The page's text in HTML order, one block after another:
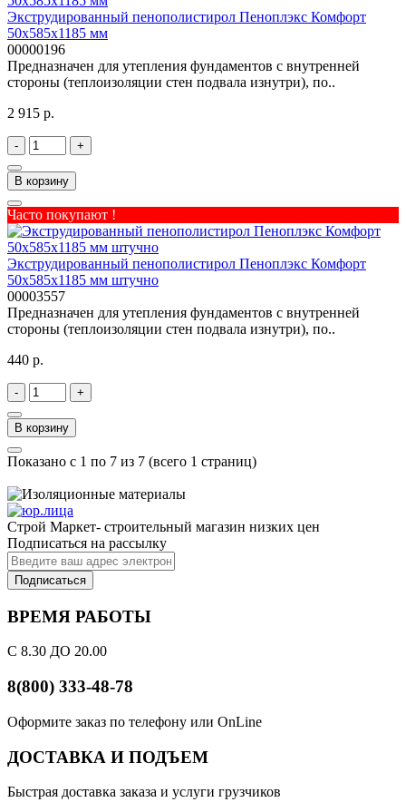
Экструдированный пенополистирол Пеноплэкс Комфорт
50х585х1185 мм
00000196
Предназначен для утепления фундаментов с внутренней
стороны (теплоизоляции стен подвала изнутри), по..
2 915 р.
- +
В корзину
Часто покупают !
Экструдированный пенополистирол Пеноплэкс Комфорт
50х585х1185 мм штучно
00003557
Предназначен для утепления фундаментов с внутренней
стороны (теплоизоляции стен подвала изнутри), по..
440 р.
- +
В корзину
Показано с 1 по 7 из 7 (всего 1 страниц)
Строй Маркет- строительный магазин низких цен
Подписаться на рассылку
Подписаться
ВРЕМЯ РАБОТЫ
С 8.30 ДО 20.00
8(800) 333-48-78
Оформите заказ по телефону или OnLine
ДОСТАВКА И ПОДЪЕМ
Быстрая доставка заказа и услуги грузчиков